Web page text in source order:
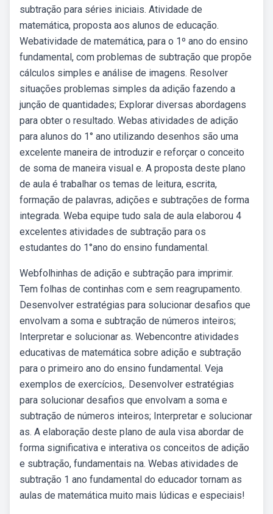
subtração para séries iniciais. Atividade de
matemática, proposta aos alunos de educação.
Webatividade de matemática, para o 1º ano do ensino
fundamental, com problemas de subtração que propõe
cálculos simples e análise de imagens. Resolver
situações problemas simples da adição fazendo a
junção de quantidades; Explorar diversas abordagens
para obter o resultado. Webas atividades de adição
para alunos do 1° ano utilizando desenhos são uma
excelente maneira de introduzir e reforçar o conceito
de soma de maneira visual e. A proposta deste plano
de aula é trabalhar os temas de leitura, escrita,
formação de palavras, adições e subtrações de forma
integrada. Weba equipe tudo sala de aula elaborou 4
excelentes atividades de subtração para os
estudantes do 1°ano do ensino fundamental.
Webfolhinhas de adição e subtração para imprimir.
Tem folhas de continhas com e sem reagrupamento.
Desenvolver estratégias para solucionar desafios que
envolvam a soma e subtração de números inteiros;
Interpretar e solucionar as. Webencontre atividades
educativas de matemática sobre adição e subtração
para o primeiro ano do ensino fundamental. Veja
exemplos de exercícios,. Desenvolver estratégias
para solucionar desafios que envolvam a soma e
subtração de números inteiros; Interpretar e solucionar
as. A elaboração deste plano de aula visa abordar de
forma significativa e interativa os conceitos de adição
e subtração, fundamentais na. Webas atividades de
subtração 1 ano fundamental do educador tornam as
aulas de matemática muito mais lúdicas e especiais!